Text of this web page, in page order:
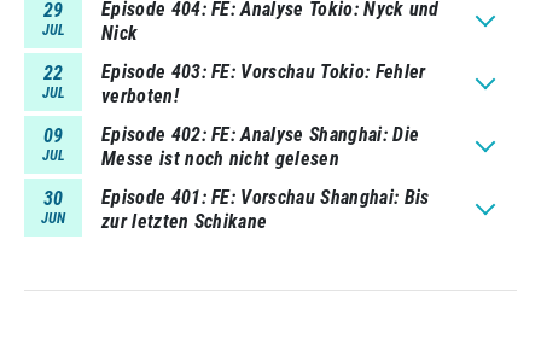
29
JUL
Episode 404 FE: Analyse Tokio: Nyck und
Nick
22
JUL
Episode 403 FE: Vorschau Tokio: Fehler
verboten!
09
JUL
Episode 402 FE: Analyse Shanghai: Die
Messe ist noch nicht gelesen
30
JUN
Episode 401 FE: Vorschau Shanghai: Bis
zur letzten Schikane